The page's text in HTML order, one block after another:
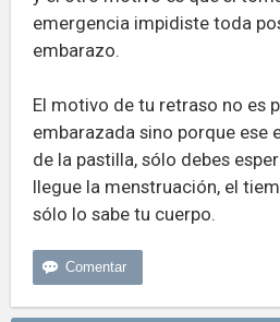
emergencia impidiste toda
embarazo.
El motivo de tu retraso no es
embarazada sino porque ese
de la pastilla, sólo debes
llegue la menstruación, el
sólo lo sabe tu cuerpo.